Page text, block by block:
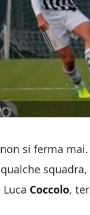
non si ferma
Coccolo,